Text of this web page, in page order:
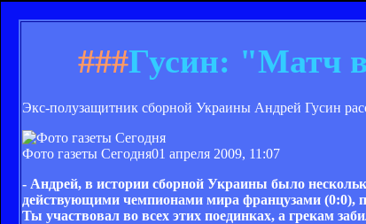
###Гусин: "Матч
Экс-полузащитник сборной Украины Андрей Гусин
Фото газеты Сегодня01 апреля 2009, 11:07
- Андрей, в истории сборной Украины было
действующими чемпионами мира французами (0:0),
Ты участвовал во всех этих поединках, а грекам